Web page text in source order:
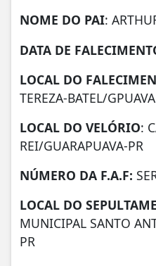
NOME DO PAI:
DATA DE
LOCAL DO
TEREZA-BATEL/
LOCAL DO VELÓRIO:
REI/GUARAPUAVA-PR
NÚMERO DA F.A.F:
LOCAL DO
MUNICIPAL SANTO
PR